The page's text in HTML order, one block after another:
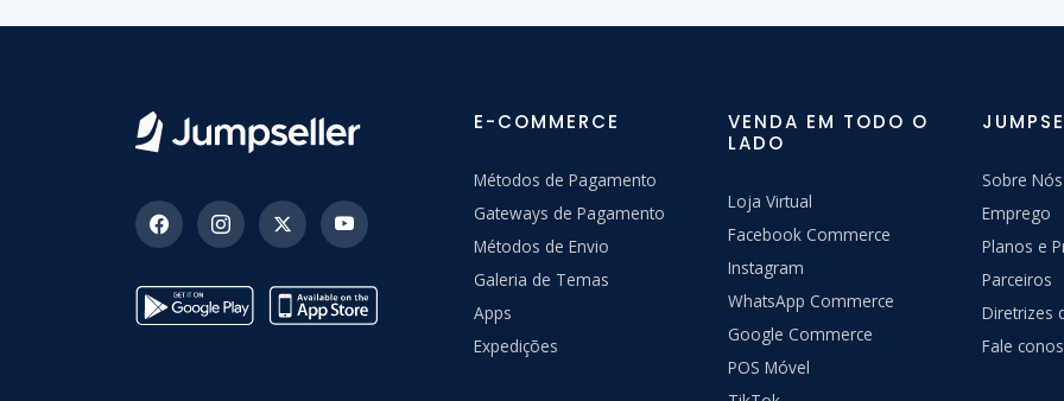
E-COMMERCE
Métodos de Pagamento
Gateways de Pagamento
Métodos de Envio
Galeria de Temas
Apps
Expedições
VENDA EM TODO O
LADO
Loja Virtual
Facebook Commerce
Instagram
WhatsApp Commerce
Google Commerce
POS Móvel
Sobre Nós
Emprego
Planos e
Parceiros
Diretrizes
Fale